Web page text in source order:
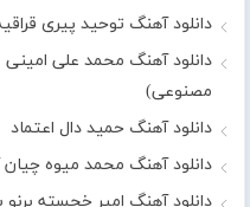
دانلود آهنگ توحید پیری
دانلود آهنگ محمد علی
مصنوعی)
دانلود آهنگ حمید دال اعتماد
دانلود آهنگ محمد میوه
دانلود آهنگ امیر خجسته برنو